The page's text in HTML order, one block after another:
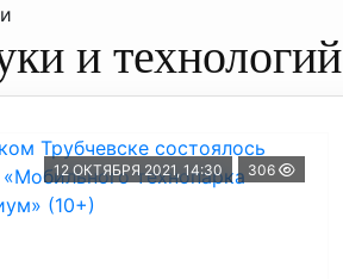
и технологий
12 ОКТЯБРЯ 2021, 14:30 306